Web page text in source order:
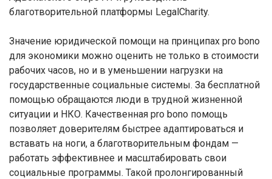
благотворительной платформы LegalCharity.
Значение юридической помощи на принципах pro bono
для экономики можно оценить не только в стоимости
рабочих часов, но и в уменьшении нагрузки на
государственные социальные системы. За бесплатной
помощью обращаются люди в трудной жизненной
ситуации и НКО. Качественная pro bono помощь
позволяет доверителям быстрее адаптироваться и
вставать на ноги, а благотворительным фондам —
работать эффективнее и масштабировать свои
социальные программы. Такой пролонгированный